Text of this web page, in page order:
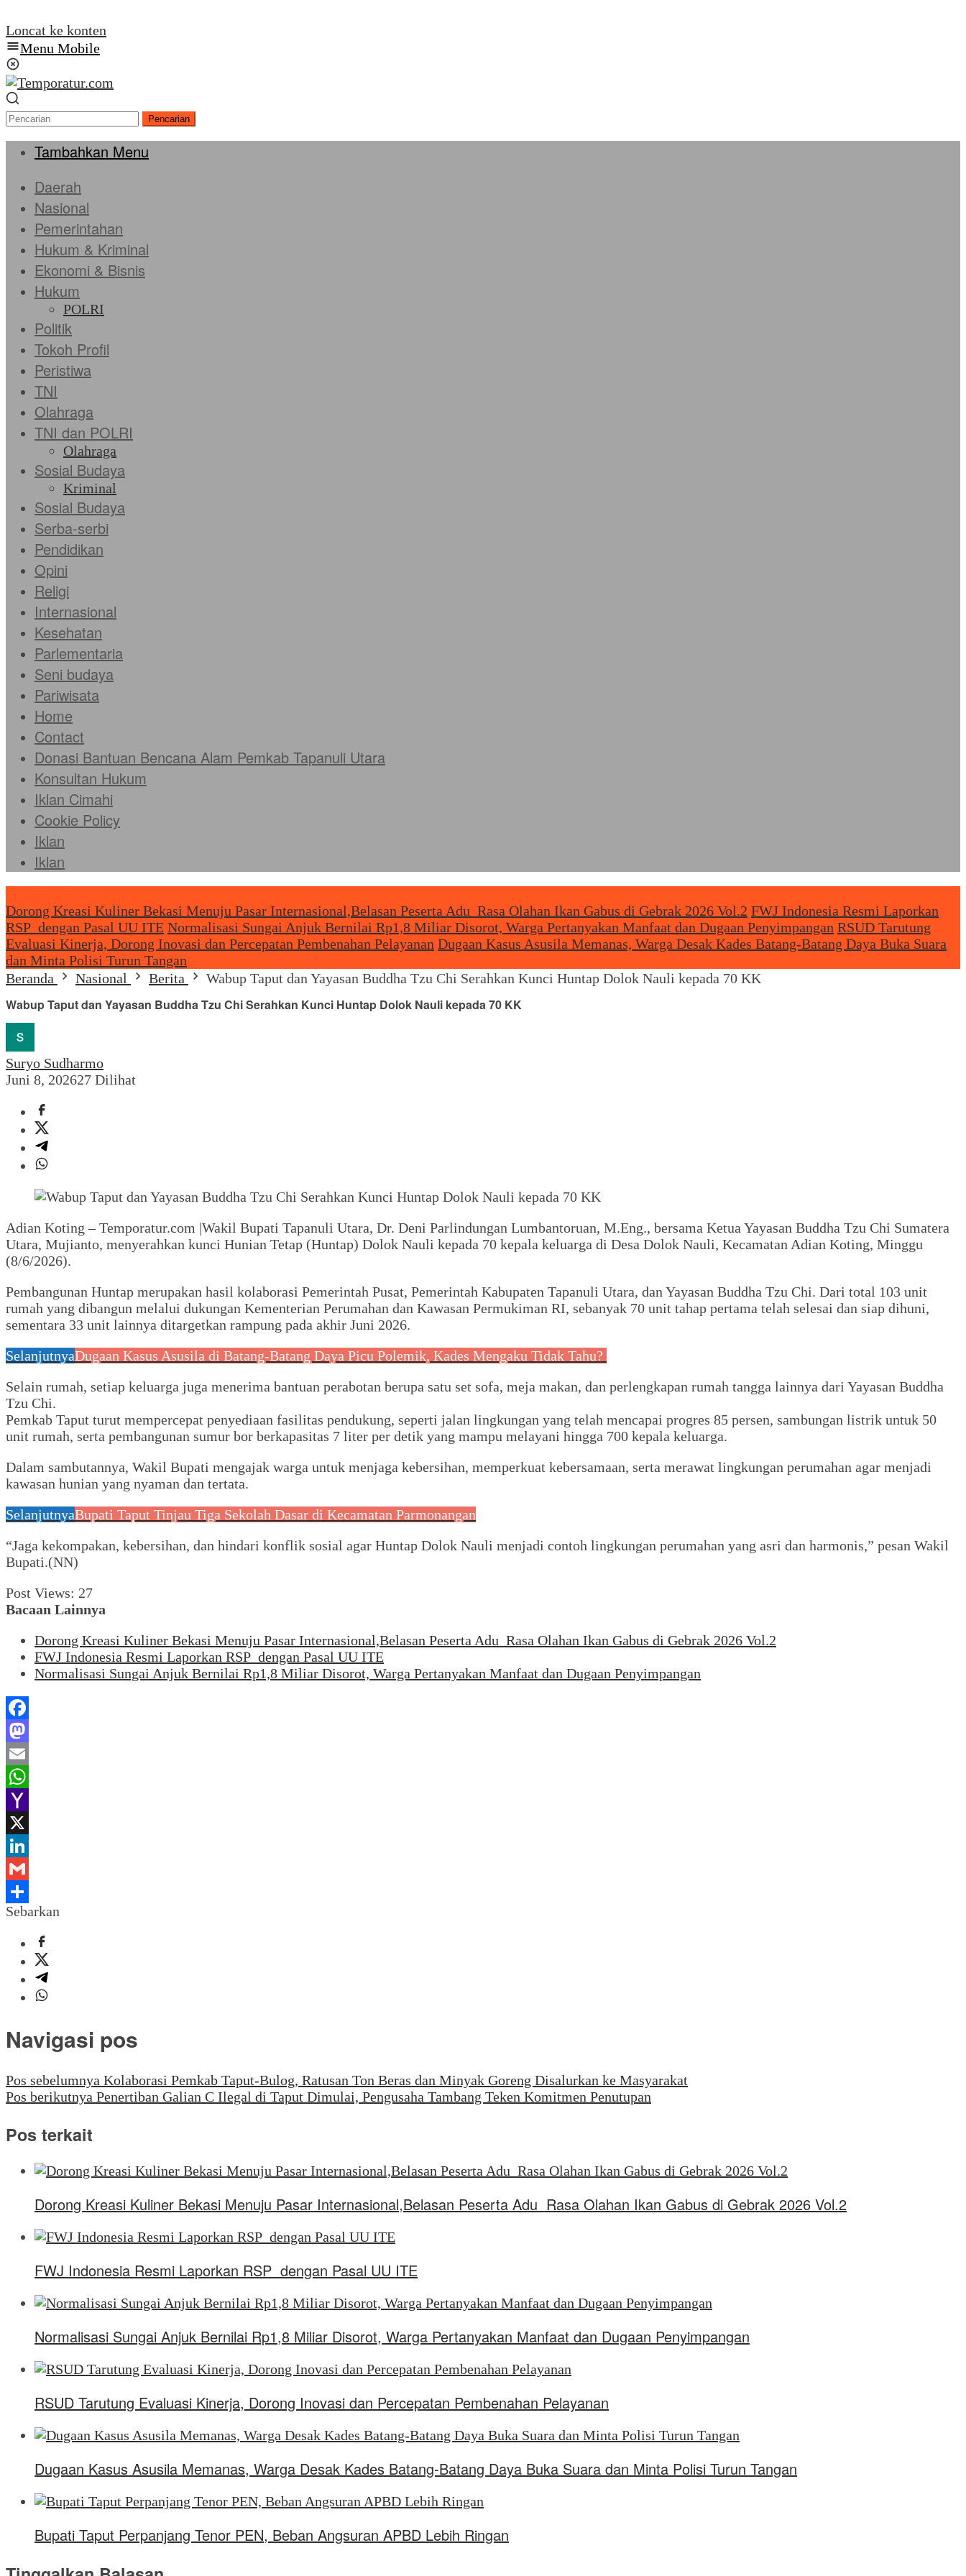
Loncat ke konten
Menu Mobile
Pencarian
Tambahkan Menu
Daerah
Nasional
Pemerintahan
Hukum & Kriminal
Ekonomi & Bisnis
Hukum
POLRI
Politik
Tokoh Profil
Peristiwa
TNI
Olahraga
TNI dan POLRI
Olahraga
Sosial Budaya
Kriminal
Sosial Budaya
Serba-serbi
Pendidikan
Opini
Religi
Internasional
Kesehatan
Parlementaria
Seni budaya
Pariwisata
Home
Contact
Donasi Bantuan Bencana Alam Pemkab Tapanuli Utara
Konsultan Hukum
Iklan Cimahi
Cookie Policy
Iklan
Iklan
Dorong Kreasi Kuliner Bekasi Menuju Pasar Internasional,Belasan Peserta Adu Rasa Olahan Ikan Gabus di Gebrak 2026 Vol.2 FWJ Indonesia Resmi Laporkan
RSP dengan Pasal UU ITE Normalisasi Sungai Anjuk Bernilai Rp1,8 Miliar Disorot, Warga Pertanyakan Manfaat dan Dugaan Penyimpangan RSUD Tarutung
Evaluasi Kinerja, Dorong Inovasi dan Percepatan Pembenahan Pelayanan Dugaan Kasus Asusila Memanas, Warga Desak Kades Batang-Batang Daya Buka Suara
dan Minta Polisi Turun Tangan
Beranda
Nasional Berita Wabup Taput dan Yayasan Buddha Tzu Chi Serahkan Kunci Huntap Dolok Nauli kepada 70 KK
Wabup Taput dan Yayasan Buddha Tzu Chi Serahkan Kunci Huntap Dolok Nauli kepada 70 KK
Suryo Sudharmo
Juni 8, 202627 Dilihat
Adian Koting – Temporatur.com |Wakil Bupati Tapanuli Utara, Dr. Deni Parlindungan Lumbantoruan, M.Eng., bersama Ketua Yayasan Buddha Tzu Chi Sumatera
Utara, Mujianto, menyerahkan kunci Hunian Tetap (Huntap) Dolok Nauli kepada 70 kepala keluarga di Desa Dolok Nauli, Kecamatan Adian Koting, Minggu
(8/6/2026).
Pembangunan Huntap merupakan hasil kolaborasi Pemerintah Pusat, Pemerintah Kabupaten Tapanuli Utara, dan Yayasan Buddha Tzu Chi. Dari total 103 unit
rumah yang dibangun melalui dukungan Kementerian Perumahan dan Kawasan Permukiman RI, sebanyak 70 unit tahap pertama telah selesai dan siap dihuni,
sementara 33 unit lainnya ditargetkan rampung pada akhir Juni 2026.
SelanjutnyaDugaan Kasus Asusila di Batang-Batang Daya Picu Polemik, Kades Mengaku Tidak Tahu?
Selain rumah, setiap keluarga juga menerima bantuan perabotan berupa satu set sofa, meja makan, dan perlengkapan rumah tangga lainnya dari Yayasan Buddha
Tzu Chi.
Pemkab Taput turut mempercepat penyediaan fasilitas pendukung, seperti jalan lingkungan yang telah mencapai progres 85 persen, sambungan listrik untuk 50
unit rumah, serta pembangunan sumur bor berkapasitas 7 liter per detik yang mampu melayani hingga 700 kepala keluarga.
Dalam sambutannya, Wakil Bupati mengajak warga untuk menjaga kebersihan, memperkuat kebersamaan, serta merawat lingkungan perumahan agar menjadi
kawasan hunian yang nyaman dan tertata.
SelanjutnyaBupati Taput Tinjau Tiga Sekolah Dasar di Kecamatan Parmonangan
“Jaga kekompakan, kebersihan, dan hindari konflik sosial agar Huntap Dolok Nauli menjadi contoh lingkungan perumahan yang asri dan harmonis,” pesan Wakil
Bupati.(NN)
Post Views: 27
Bacaan Lainnya
Dorong Kreasi Kuliner Bekasi Menuju Pasar Internasional,Belasan Peserta Adu Rasa Olahan Ikan Gabus di Gebrak 2026 Vol.2
FWJ Indonesia Resmi Laporkan RSP dengan Pasal UU ITE
Normalisasi Sungai Anjuk Bernilai Rp1,8 Miliar Disorot, Warga Pertanyakan Manfaat dan Dugaan Penyimpangan
Facebook
Mastodon
Email
WhatsApp
Yahoo
Mail
X
LinkedIn
Gmail
Share
Sebarkan
Navigasi pos
Pos sebelumnya Kolaborasi Pemkab Taput-Bulog, Ratusan Ton Beras dan Minyak Goreng Disalurkan ke Masyarakat
Pos berikutnya Penertiban Galian C Ilegal di Taput Dimulai, Pengusaha Tambang Teken Komitmen Penutupan
Pos terkait
Dorong Kreasi Kuliner Bekasi Menuju Pasar Internasional,Belasan Peserta Adu Rasa Olahan Ikan Gabus di Gebrak 2026 Vol.2
FWJ Indonesia Resmi Laporkan RSP dengan Pasal UU ITE
Normalisasi Sungai Anjuk Bernilai Rp1,8 Miliar Disorot, Warga Pertanyakan Manfaat dan Dugaan Penyimpangan
RSUD Tarutung Evaluasi Kinerja, Dorong Inovasi dan Percepatan Pembenahan Pelayanan
Dugaan Kasus Asusila Memanas, Warga Desak Kades Batang-Batang Daya Buka Suara dan Minta Polisi Turun Tangan
Bupati Taput Perpanjang Tenor PEN, Beban Angsuran APBD Lebih Ringan